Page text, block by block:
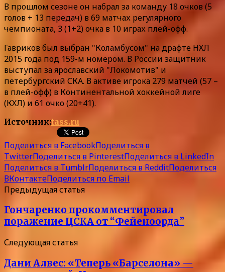
В прошлом сезоне он набрал за команду 18 очков (5
голов + 13 передач) в 69 матчах регулярного
чемпионата, 3 (1+2) очка в 10 играх плей-офф.
Гавриков был выбран "Коламбусом" на драфте НХЛ
2015 года под 159-м номером. В России защитник
выступал за ярославский "Локомотив" и
петербургский СКА. В активе игрока 279 матчей (57 –
в плей-офф) в Континентальной хоккейной лиге
(КХЛ) и 61 очко (20+41).
Источник:tass.ru
Поделиться в FacebookПоделиться в
TwitterПоделиться в PinterestПоделиться в LinkedIn
Поделиться в TumblrПоделиться в RedditПоделиться
ВКонтактеПоделиться по Email
Предыдущая статья
Гончаренко прокомментировал
поражение ЦСКА от “Фейеноорда”
Следующая статья
Дани Алвес: «Теперь «Барселона» —